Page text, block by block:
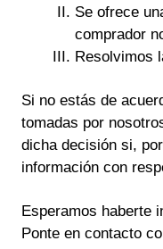
Se ofrece
comprador
Resolvimos
Si no estás de
tomadas por
dicha decisión si,
información con
Esperamos haberte
Ponte en contacto